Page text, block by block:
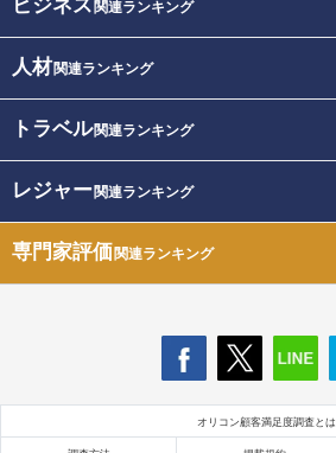
ビジネス 関連ランキング
人材関連ランキング
トラベル関連ランキング
レジャー関連ランキング
専門家評価関連ランキング
オリコン顧客満足度調査とは